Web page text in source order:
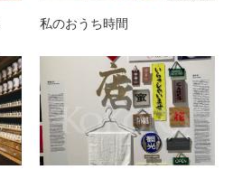
私のおうち時間